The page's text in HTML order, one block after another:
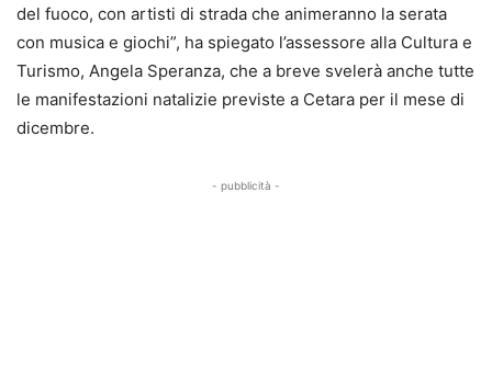
del fuoco, con artisti di strada che animeranno la serata
con musica e giochi”, ha spiegato l’assessore alla Cultura e
Turismo, Angela Speranza, che a breve svelerà anche tutte
le manifestazioni natalizie previste a Cetara per il mese di
dicembre.
- pubblicità -